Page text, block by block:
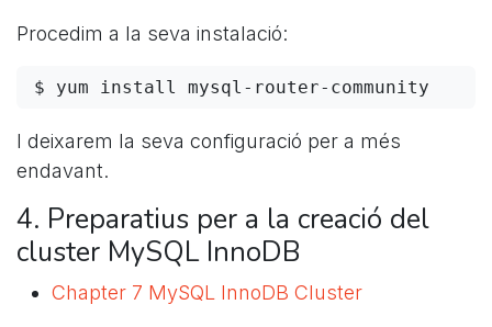
Procedim a la seva instalació:
I deixarem la seva configuració per a més
endavant.
4. Preparatius per a la creació del
cluster MySQL InnoDB
Chapter 7 MySQL InnoDB Cluster